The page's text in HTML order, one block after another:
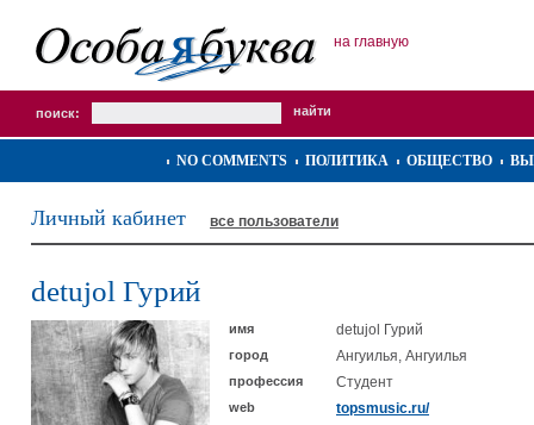
на главную
поиск:
NO COMMENTS ПОЛИТИКА ОБЩЕСТВО
Личный кабинет все пользователи
detujol Гурий
имя detujol Гурий
город Ангуилья, Ангуилья
профессия Студент
web topsmusic.ru/